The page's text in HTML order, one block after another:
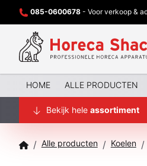
085-0600678 - Voor verkoop &
HOME ALLE PRODUCTEN
Bekijk hele assortiment
/ Alle producten / Koelen /